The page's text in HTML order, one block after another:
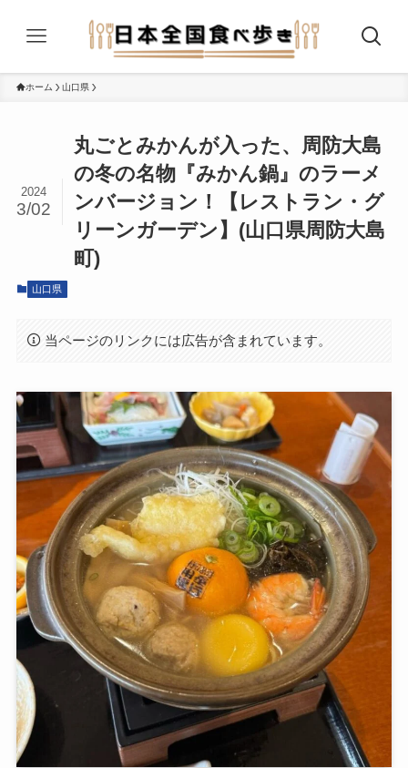
ホーム 山口県
丸ごとみかんが入った、周防大島
の冬の名物『みかん鍋』のラーメ
ンバージョン！【レストラン・グ
リーンガーデン】(山口県周防大島
町)
2024
3/02
山口県
当ページのリンクには広告が含まれています。